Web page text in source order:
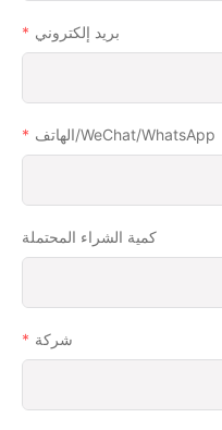
بريد إلكتروني
الهاتف/WeChat/WhatsApp
كمية الشراء المحتملة
شركة